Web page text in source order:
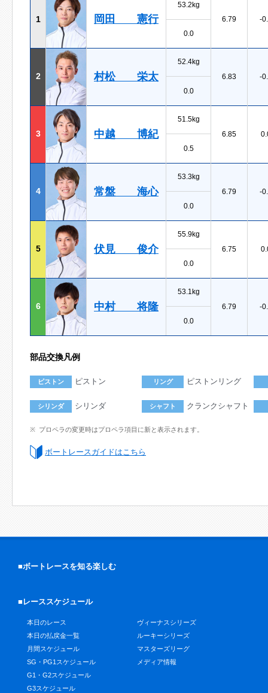
1 岡田 憲行
53.2kg
6.79
-
0.0
2 村松 栄太
52.4kg
6.83
-
0.0
3 中越 博紀
51.5kg
6.85
0.5
4 常盤 海心
53.3kg
6.79
-
0.0
5 伏見 俊介
55.9kg
6.75
0.0
6 中村 将隆
53.1kg
6.79
-
0.0
部品交換凡例
ピストン ピストン リング ピストンリング
シリンダ シリンダ シャフト クランクシャフト
プロペラの変更時はプロペラ項目に新と表示されます。
ボートレースガイドはこちら
■ボートレースを知る楽しむ
■レーススケジュール
本日のレース
本日の払戻金一覧
月間スケジュール
SG・PG1スケジュール
G1・G2スケジュール
G3スケジュール
ヴィーナスシリーズ
ルーキーシリーズ
マスターズリーグ
メディア情報